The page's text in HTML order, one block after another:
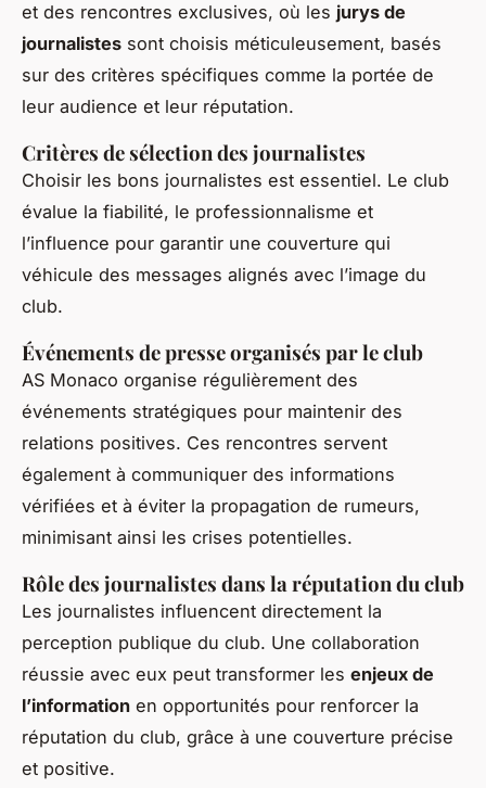
et des rencontres exclusives, où les jurys de
journalistes sont choisis méticuleusement, basés
sur des critères spécifiques comme la portée de
leur audience et leur réputation.
Critères de sélection des journalistes
Choisir les bons journalistes est essentiel. Le club
évalue la fiabilité, le professionnalisme et
l’influence pour garantir une couverture qui
véhicule des messages alignés avec l’image du
club.
Événements de presse organisés par le club
AS Monaco organise régulièrement des
événements stratégiques pour maintenir des
relations positives. Ces rencontres servent
également à communiquer des informations
vérifiées et à éviter la propagation de rumeurs,
minimisant ainsi les crises potentielles.
Rôle des journalistes dans la réputation du club
Les journalistes influencent directement la
perception publique du club. Une collaboration
réussie avec eux peut transformer les enjeux de
l’information en opportunités pour renforcer la
réputation du club, grâce à une couverture précise
et positive.